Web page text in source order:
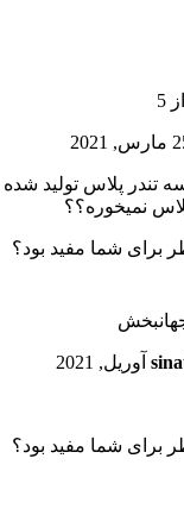
از 5
2021
نميخوره؟؟
برای شما مفید بود؟
برای شما مفید بود؟